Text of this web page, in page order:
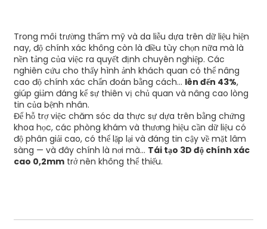
Trong môi trường thẩm mỹ và da liễu dựa trên dữ liệu hiện
nay, độ chính xác không còn là điều tùy chọn nữa mà là
nền tảng của việc ra quyết định chuyên nghiệp. Các
nghiên cứu cho thấy hình ảnh khách quan có thể nâng
cao độ chính xác chẩn đoán bằng cách... lên đến 43%,
giúp giảm đáng kể sự thiên vị chủ quan và nâng cao lòng
tin của bệnh nhân.
Để hỗ trợ việc chăm sóc da thực sự dựa trên bằng chứng
khoa học, các phòng khám và thương hiệu cần dữ liệu có
độ phân giải cao, có thể lặp lại và đáng tin cậy về mặt lâm
sàng — và đây chính là nơi mà... Tái tạo 3D độ chính xác
cao 0,2mmtrở nên không thể thiếu.